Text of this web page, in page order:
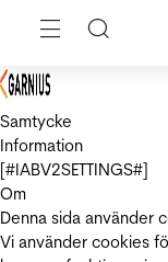
Samtycke
Information
[#IABV2SETTINGS#]
Om
Denna sida använder
Vi använder cookies